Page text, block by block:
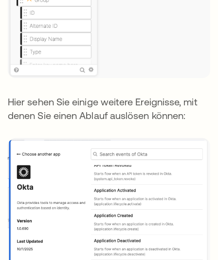
Hier sehen Sie einige weitere Ereignisse, mit
denen Sie einen Ablauf auslösen können: